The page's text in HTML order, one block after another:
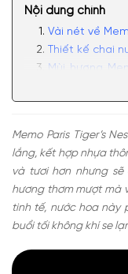
Nội dung chính
Vài nét về
Thiết kế chai
Mùi hương
Có nên mua
Memo Paris Tiger’s
lắng, kết hợp nhựa
và tươi hơn nhưng
hương thơm mượt mà
tinh tế, nước hoa này
buổi tối không khí se